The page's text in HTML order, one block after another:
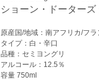
ショーン・ドーター
原産国/地域：南アフリカ/フラ
タイプ：白・辛口
品種：セミヨングリ
アルコール：12.5％
容量 750ml